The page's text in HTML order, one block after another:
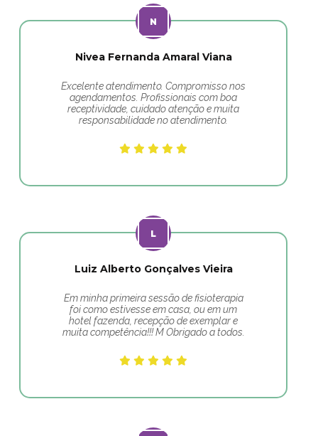
Nivea Fernanda Amaral Viana
Excelente atendimento. Compromisso nos
agendamentos. Profissionais com boa
receptividade, cuidado atenção e muita
responsabilidade no atendimento.
Luiz Alberto Gonçalves Vieira
Em minha primeira sessão de fisioterapia
foi como estivesse em casa, ou em um
hotel fazenda, recepção de exemplar e
muita competência!!! M Obrigado a todos.